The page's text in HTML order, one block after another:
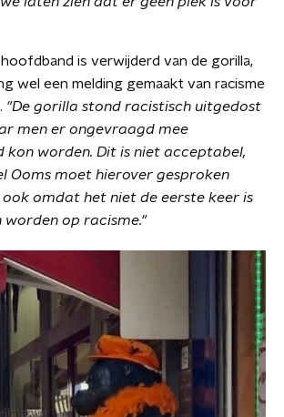
is verwijderd van de gorilla,
wel een melding gemaakt van racisme
"De gorilla stond racistisch uitgedost
men er ongevraagd mee
kon worden. Dit is niet acceptabel,
Ooms moet hierover gesproken
omdat het niet de eerste keer is
worden op racisme."